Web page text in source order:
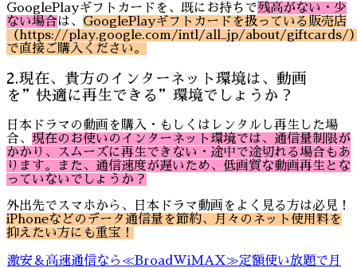
GooglePlayギフトカードを、既にお持ちで残高がない・少
ない場合は、 GooglePlayギフトカードを扱っている販売店
（https://play.google.com/intl/all_jp/about/giftcards/
で直接ご購入ください。
2.現在、貴方のインターネット環境は、動画
を”快適に再生できる”環境でしょうか？
日本ドラマの動画を購入・もしくはレンタルし再生した場
合、 現在のお使いのインターネット環境では、通信量制限が
かかり、スムーズに再生できない・途中で途切れる場合もあ
ります。また、通信速度が遅いため、低画質な動画再生とな
っていないでしょうか？
外出先でスマホから、日本ドラマ動画をよく見る方は必見！
iPhoneなどのデータ通信量を節約、月々のネット使用料を
抑えたい方にも重宝！
激安＆高速通信なら≪BroadWiMAX≫定額使い放題で月